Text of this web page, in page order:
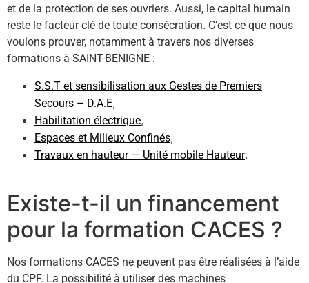
et de la protection de ses ouvriers. Aussi, le capital humain
reste le facteur clé de toute consécration. C’est ce que nous
voulons prouver, notamment à travers nos diverses
formations à SAINT-BENIGNE :
S.S.T et sensibilisation aux Gestes de Premiers
Secours – D.A.E,
Habilitation électrique,
Espaces et Milieux Confinés,
Travaux en hauteur — Unité mobile Hauteur.
Existe-t-il un financement
pour la formation CACES ?
Nos formations CACES ne peuvent pas être réalisées à l’aide
du CPF. La possibilité à utiliser des machines